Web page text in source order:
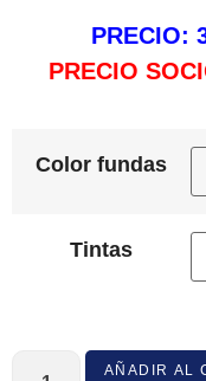
PRECIO:
PRECIO
Color fundas
Tintas
AÑADIR AL